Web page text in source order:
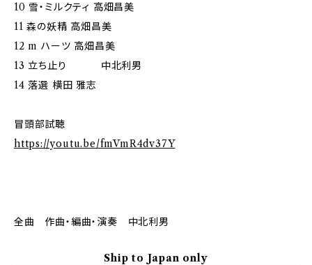
10 雪・ミルクティ 高畑昌美
11 森の妖精 高畑昌美
12 m ハーツ 高畑昌美
13 立ち止り 中北利男
14 落選 横田 雅志
冒頭部試聴
https://youtu.be/fmVmR4dv37Y
全曲 作曲・編曲・演奏 中北利男
Ship to Japan only